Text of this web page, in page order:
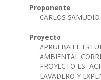
Proponente
CARLOS SAMUDIO
Proyecto
APRUEBA EL
AMBIENTAL
PROYECTO
LAVADERO Y